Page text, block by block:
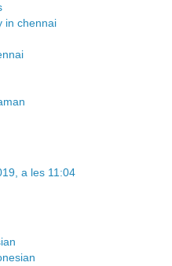
in chennai
a les 11:04